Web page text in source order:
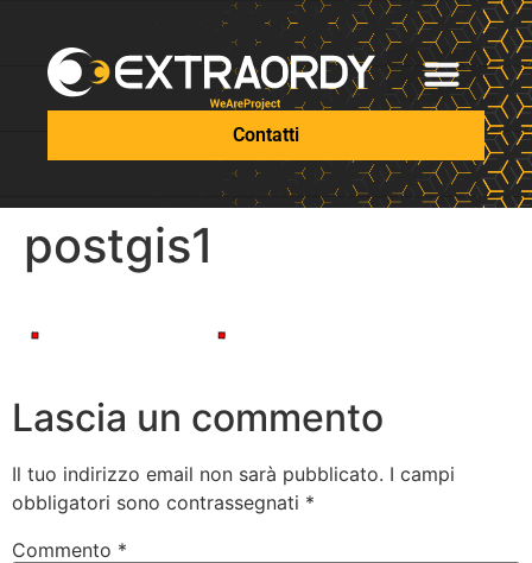
Contatti
postgis1
Lascia un commento
Il tuo indirizzo email non sarà pubblicato. I campi
obbligatori sono contrassegnati *
Commento *